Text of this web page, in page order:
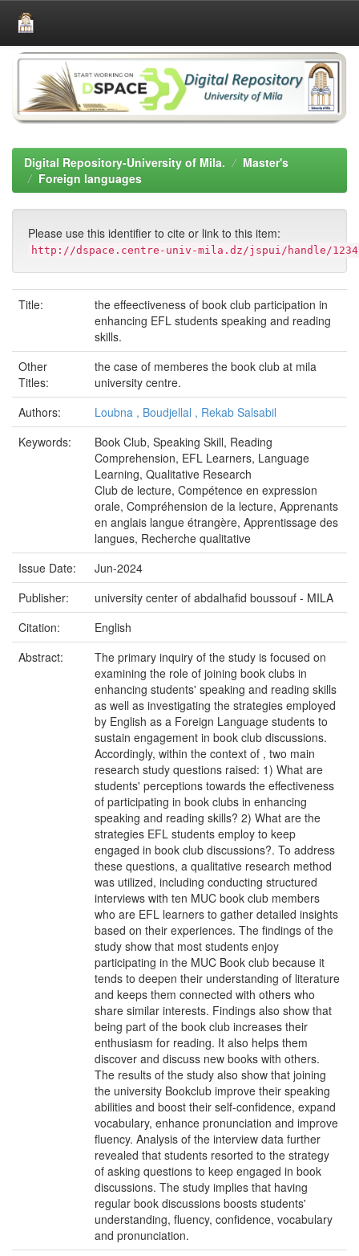
Skip
navigation
Digital Repository-University of Mila.
Master's
Foreign languages
Please use this identifier to cite or link to this item:
http://dspace.centre-univ-mila.dz/jspui/handle/
Title:
the effeectiveness of book club participation in
enhancing EFL students speaking and reading
skills.
Other
Titles:
the case of memberes the book club at mila
university centre.
Authors:
Loubna , Boudjellal , Rekab Salsabil
Keywords:
Book Club, Speaking Skill, Reading
Comprehension, EFL Learners, Language
Learning, Qualitative Research
Club de lecture, Compétence en expression
orale, Compréhension de la lecture, Apprenants
en anglais langue étrangère, Apprentissage des
langues, Recherche qualitative
Issue Date:
Jun-2024
Publisher:
university center of abdalhafid boussouf - MILA
Citation:
English
Abstract:
The primary inquiry of the study is focused on
examining the role of joining book clubs in
enhancing students' speaking and reading skills
as well as investigating the strategies employed
by English as a Foreign Language students to
sustain engagement in book club discussions.
Accordingly, within the context of , two main
research study questions raised: 1) What are
students' perceptions towards the effectiveness
of participating in book clubs in enhancing
speaking and reading skills? 2) What are the
strategies EFL students employ to keep
engaged in book club discussions?. To address
these questions, a qualitative research method
was utilized, including conducting structured
interviews with ten MUC book club members
who are EFL learners to gather detailed insights
based on their experiences. The findings of the
study show that most students enjoy
participating in the MUC Book club because it
tends to deepen their understanding of literature
and keeps them connected with others who
share similar interests. Findings also show that
being part of the book club increases their
enthusiasm for reading. It also helps them
discover and discuss new books with others.
The results of the study also show that joining
the university Bookclub improve their speaking
abilities and boost their self-confidence, expand
vocabulary, enhance pronunciation and improve
fluency. Analysis of the interview data further
revealed that students resorted to the strategy
of asking questions to keep engaged in book
discussions. The study implies that having
regular book discussions boosts students'
understanding, fluency, confidence, vocabulary
and pronunciation.